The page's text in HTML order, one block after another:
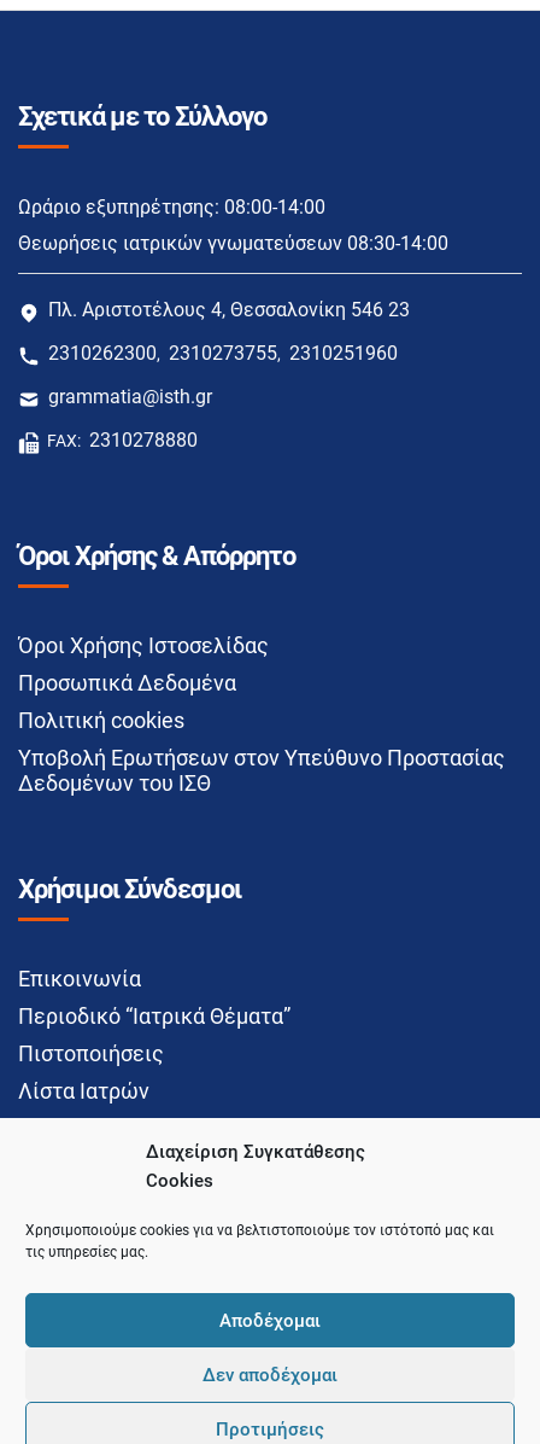
Διαχείριση Συγκατάθεσης
Cookies
Χρησιμοποιούμε cookies για να βελτιστοποιούμε τον ιστότοπό μας και
τις υπηρεσίες μας.
Αποδέχομαι
Δεν αποδέχομαι
Προτιμήσεις
Σχετικά με το Σύλλογο
Ωράριο εξυπηρέτησης: 08:00-14:00
Θεωρήσεις ιατρικών γνωματεύσεων 08:30-14:00
Πλ. Αριστοτέλους 4, Θεσσαλονίκη 546 23
2310262300, 2310273755, 2310251960
grammatia@isth.gr
FAX: 2310278880
Όροι Χρήσης & Απόρρητο
Όροι Χρήσης Ιστοσελίδας
Προσωπικά Δεδομένα
Πολιτική cookies
Υποβολή Ερωτήσεων στον Υπεύθυνο Προστασίας
Δεδομένων του ΙΣΘ
Χρήσιμοι Σύνδεσμοι
Επικοινωνία
Περιοδικό “Ιατρικά Θέματα”
Πιστοποιήσεις
Λίστα Ιατρών
Social Media
© 2021 Ιατρικός Σύλλογος Θεσσαλονίκης